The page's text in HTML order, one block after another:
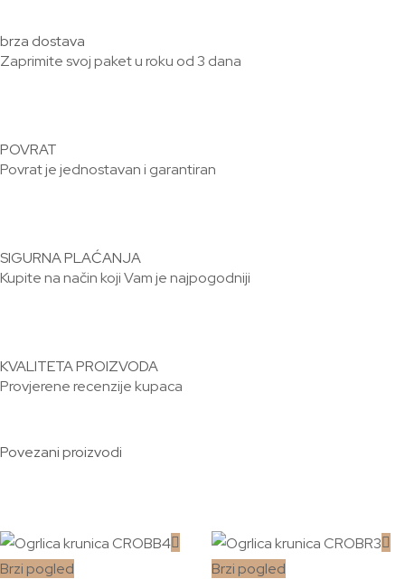
brza dostava
Zaprimite svoj paket u roku od 3 dana
POVRAT
Povrat je jednostavan i garantiran
SIGURNA PLAĆANJA
Kupite na način koji Vam je najpogodniji
KVALITETA PROIZVODA
Provjerene recenzije kupaca
Povezani proizvodi
Brzi pogled Brzi pogled